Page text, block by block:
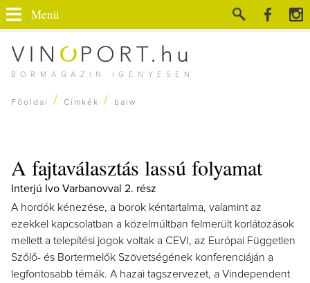
BORMAGAZIN IGÉNYESEN
Menü
Főoldal / Címkék / baiw
A fajtaválasztás lassú folyamat
Interjú Ivo Varbanovval 2. rész
A hordók kénezése, a borok kéntartalma, valamint az
ezekkel kapcsolatban a közelmúltban felmerült korlátozások
mellett a telepítési jogok voltak a CEVI, az Európai Független
Szőlő- és Bortermelők Szövetségének konferenciáján a
legfontosabb témák. A hazai tagszervezet, a Vindependent